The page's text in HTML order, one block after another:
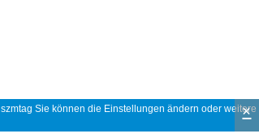
Sie können die Einstellungen ändern oder weitere
×